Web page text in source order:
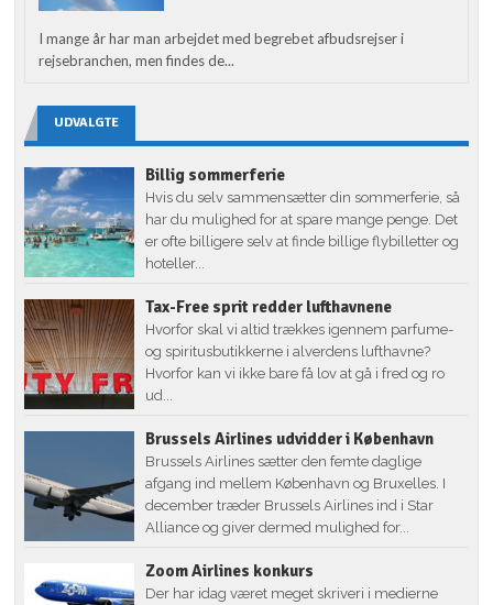
I mange år har man arbejdet med begrebet afbudsrejser i
rejsebranchen, men findes de...
UDVALGTE
Billig sommerferie
Hvis du selv sammensætter din sommerferie, så
har du mulighed for at spare mange penge. Det
er ofte billigere selv at finde billige flybilletter og
hoteller...
Tax-Free sprit redder lufthavnene
Hvorfor skal vi altid trækkes igennem parfume-
og spiritusbutikkerne i alverdens lufthavne?
Hvorfor kan vi ikke bare få lov at gå i fred og ro
ud...
Brussels Airlines udvidder i København
Brussels Airlines sætter den femte daglige
afgang ind mellem København og Bruxelles. I
december træder Brussels Airlines ind i Star
Alliance og giver dermed mulighed for...
Zoom Airlines konkurs
Der har idag været meget skriveri i medierne